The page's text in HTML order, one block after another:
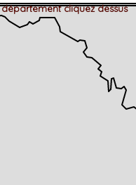
cliquez dessus